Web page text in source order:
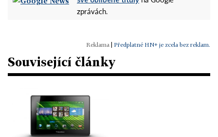
zprávách.
Předplatné HN+ je zcela bez reklam.
Související články